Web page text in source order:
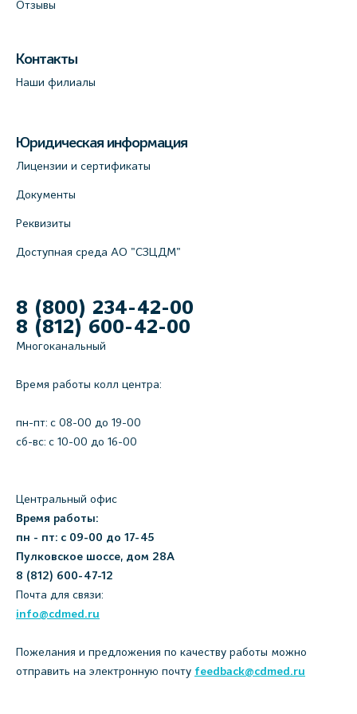
+7 (812) 565-11-12
На карте
В.О., д.5 (официальный партнёр)
+7 (812) 565-11-12
На карте
Отзывы
Контакты
Наши филиалы
Юридическая информация
Лицензии и сертификаты
Документы
Реквизиты
Доступная среда АО "СЗЦДМ"
8 (800) 234-42-00
8 (812) 600-42-00
Многоканальный
Время работы колл центра:
пн-пт: c 08-00 до 19-00
сб-вс: с 10-00 до 16-00
Центральный офис
Время работы:
пн - пт: с 09-00 до 17-45
Пулковское шоссе, дом 28А
8 (812) 600-47-12
Почта для связи:
info@cdmed.ru
Пожелания и предложения по качеству работы можно
отправить на электронную почту feedback@cdmed.ru